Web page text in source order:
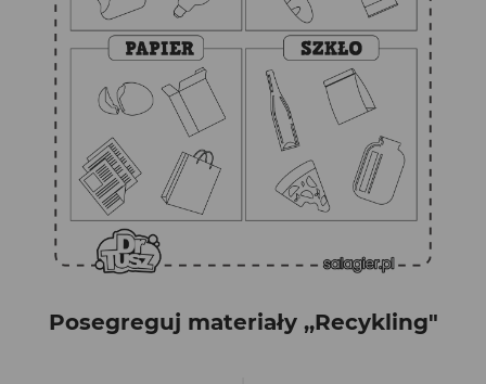
Posegreguj materiały ,,Recykling"